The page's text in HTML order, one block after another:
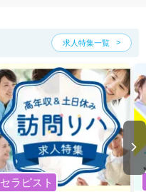
求人特集一覧
セラピスト